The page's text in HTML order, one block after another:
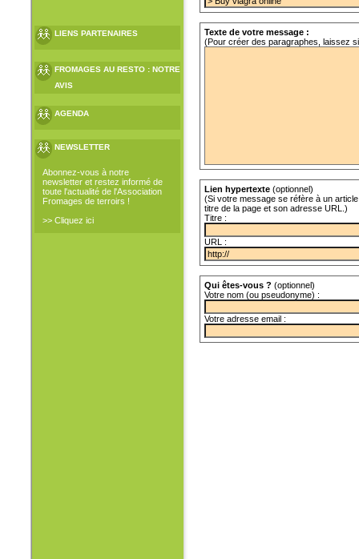
LIENS PARTENAIRES
FROMAGES AU RESTO : NOTRE
AVIS
AGENDA
NEWSLETTER
Abonnez-vous à notre
newsletter et restez informé de
toute l'actualité de l'Association
Fromages de terroirs !
>> Cliquez ici
Texte de votre message :
(Pour créer des paragraphes, laissez
Lien hypertexte (optionnel)
(Si votre message se réfère à un
titre de la page et son adresse URL.)
Titre :
URL :
Qui êtes-vous ? (optionnel)
Votre nom (ou pseudonyme) :
Votre adresse email :